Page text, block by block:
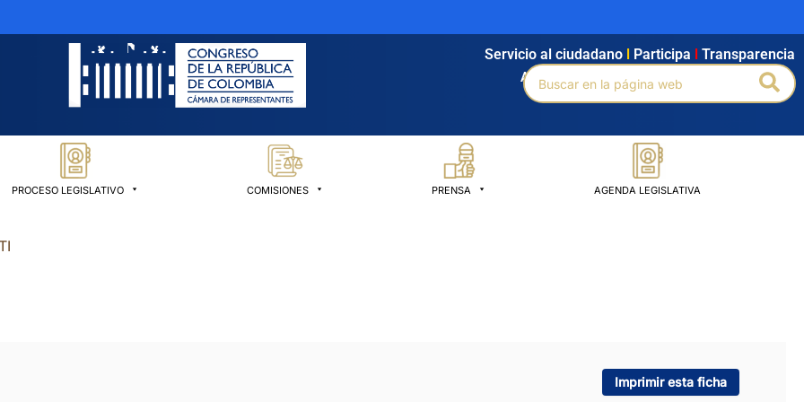
Agendamiento Intranet Búsqueda avanzada
Servicio al ciudadano Participa Transparencia
Buscar
por:
PROCESO LEGISLATIVO COMISIONES PRENSA AGENDA LEGISLATIVA
Imprimir esta ficha